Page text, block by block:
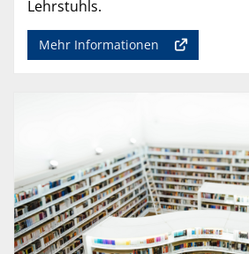
Lehrstuhls.
Mehr Informationen